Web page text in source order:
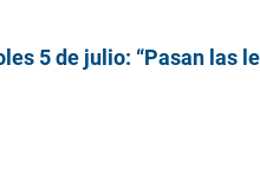
5 de julio: “Pasan las